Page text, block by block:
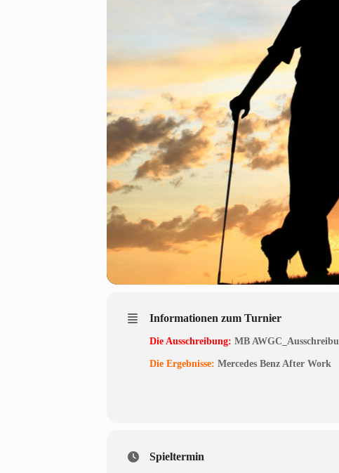
Informationen zum Turnier
Die Ausschreibung: MB
Die Ergebnisse: Mercedes Benz After Work
Spieltermin